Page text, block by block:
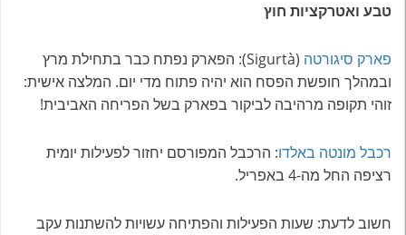
טבע ואטרקציות חוץ
פארק סיגורטה
(Sigurtà): הפארק נפתח כבר בתחילת מרץ
ובמהלך חופשת הפסח הוא יהיה פתוח מדי יום. המלצה אישית:
זוהי תקופה מרהיבה לביקור בפארק בשל הפריחה האביבית!
רכבל מונטה באלדו: הרכבל המפורסם יחזור לפעילות יומית
רציפה החל מה-4 באפריל.
חשוב לדעת: שעות הפעילות והפתיחה עשויות להשתנות עקב